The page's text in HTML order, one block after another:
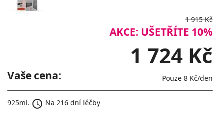
1 915 Kč
AKCE: UŠETŘÍTE 10%
Vaše cena:
1 724 Kč
Pouze 8 Kč/den
925ml. schedule Na 216 dní léčby